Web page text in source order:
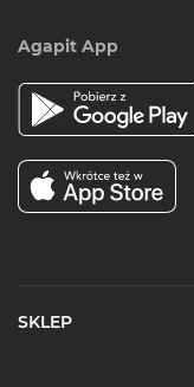
Agapit App
SKLEP